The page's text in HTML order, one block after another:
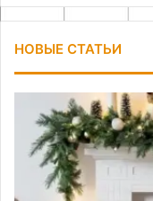
НОВЫЕ СТАТЬИ